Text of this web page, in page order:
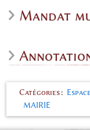
Mandat
Catégories:
MAIRIE